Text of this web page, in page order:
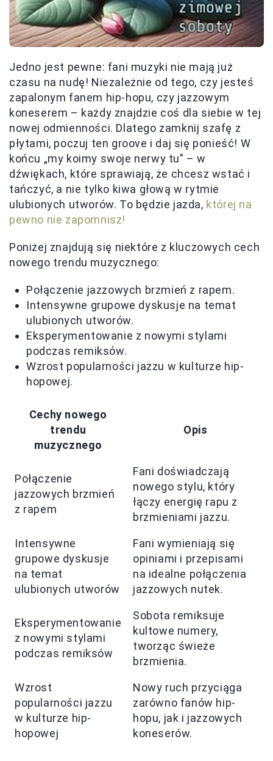
Jedno jest pewne: fani muzyki nie mają już
czasu na nudę! Niezależnie od tego, czy jesteś
zapalonym fanem hip-hopu, czy jazzowym
koneserem – każdy znajdzie coś dla siebie w tej
nowej odmienności. Dlatego zamknij szafę z
płytami, poczuj ten groove i daj się ponieść! W
końcu „my koimy swoje nerwy tu” – w
dźwiękach, które sprawiają, że chcesz wstać i
tańczyć, a nie tylko kiwa głową w rytmie
ulubionych utworów. To będzie jazda, której na
pewno nie zapomnisz!
Poniżej znajdują się niektóre z kluczowych cech
nowego trendu muzycznego:
Połączenie jazzowych brzmień z rapem.
Intensywne grupowe dyskusje na temat
ulubionych utworów.
Eksperymentowanie z nowymi stylami
podczas remiksów.
Wzrost popularności jazzu w kulturze hip-
hopowej.
Cechy nowego
trendu
muzycznego
Opis
Połączenie
jazzowych brzmień
z rapem
Fani doświadczają
nowego stylu, który
łączy energię rapu z
brzmieniami jazzu.
Intensywne
grupowe dyskusje
na temat
ulubionych utworów
Fani wymieniają się
opiniami i przepisami
na idealne połączenia
jazzowych nutek.
Eksperymentowanie
z nowymi stylami
podczas remiksów
Sobota remiksuje
kultowe numery,
tworząc świeże
brzmienia.
Wzrost
popularności jazzu
w kulturze hip-
hopowej
Nowy ruch przyciąga
zarówno fanów hip-
hopu, jak i jazzowych
koneserów.